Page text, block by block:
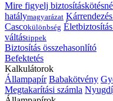
Mire figyelj
hatálymagyarázat
Cascokülönbség
váltástippek
Biztosítás összehasonlító
Befektetés
Kalkulátorok
Állampapír Babakötvény
Megtakarítási számla